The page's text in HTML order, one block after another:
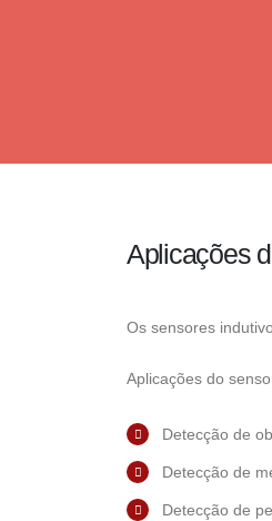
Aplicações
Os sensores
Aplicações do
Detecção de
Detecção de
Detecção de